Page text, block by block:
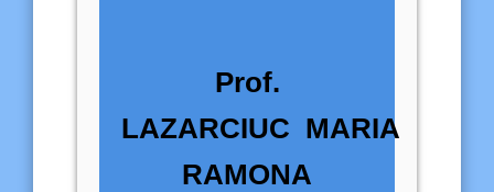
Prof.
LAZARCIUC MARIA
RAMONA